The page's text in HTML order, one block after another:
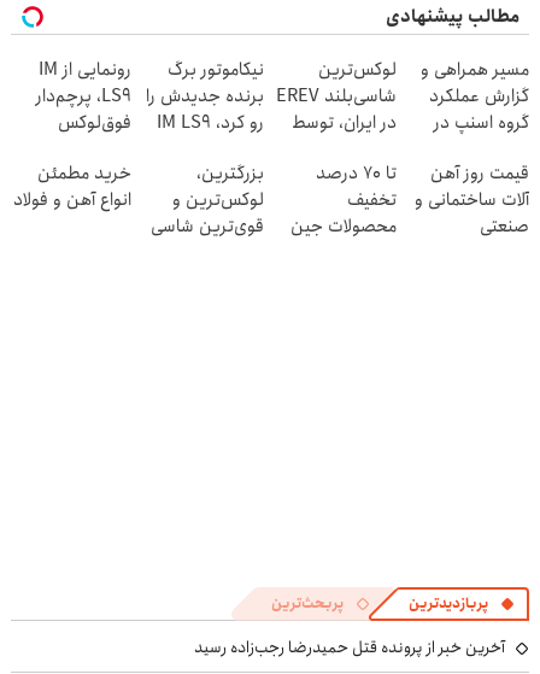
مطالب پیشنهادی
مسیر همراهی و
گزارش عملکرد
گروه اسنپ در
لوکس‌ترین
شاسی‌بلند EREV
در ایران، توسط
رونمایی شد!
نیکاموتور برگ
برنده جدیدش را
رو کرد، IM LS9
ایران شد
رونمایی از IM
LS9، پرچم‌دار
فوق‌لوکس
ایران شد
قیمت روز آهن
آلات ساختمانی و
صنعتی
تا 70 درصد
تخفیف
محصولات جین
بزرگترین،
لوکس‌ترین و
قوی‌ترین شاسی
خرید مطمئن
انواع آهن و فولاد
پربازدیدترین پربحث‌ترین
آخرین خبر از پرونده قتل حمیدرضا رجب‌زاده رسید